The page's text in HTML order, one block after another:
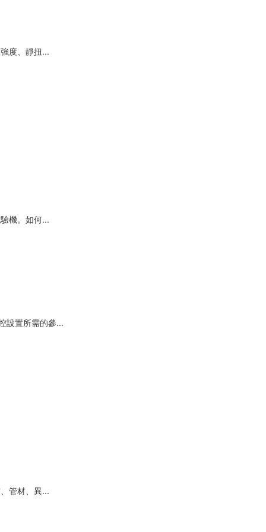
度、靜扭...
機。如何...
設置所需的參...
管材、異...